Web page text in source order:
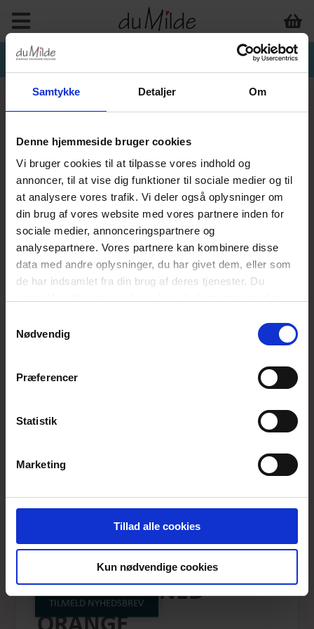
Samtykke Detaljer Om
Denne hjemmeside bruger cookies
Vi bruger cookies til at tilpasse vores indhold og
annoncer, til at vise dig funktioner til sociale medier og til
at analysere vores trafik. Vi deler også oplysninger om
din brug af vores website med vores partnere inden for
sociale medier, annonceringspartnere og
analysepartnere. Vores partnere kan kombinere disse
data med andre oplysninger, du har givet dem, eller som
de har indsamlet fra din brug af deres tjenester. Du
Nødvendig
Præferencer
Statistik
Marketing
Tillad alle cookies
Kun nødvendige cookies
DUALBERTA BASIC
SHORT BURNED
ORANGE
TILMELD NYHEDSBREV